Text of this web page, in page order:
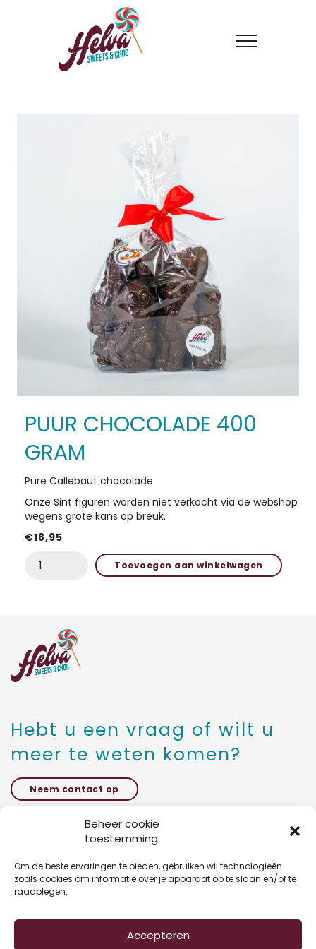
Beheer cookie
toestemming
Om de beste ervaringen te bieden, gebruiken wij technologieën
zoals cookies om informatie over je apparaat op te slaan en/of te
raadplegen.
Accepteren
HOME
ACTIES
SHOP
OVER ONS
PUUR CHOCOLADE 400
GRAM
Pure Callebaut chocolade
Onze Sint figuren worden niet verkocht via de webshop
wegens grote kans op breuk.
€18,95
CHOCOLADE
Toevoegen aan winkelwagen
Hebt u een vraag of wilt u
meer te weten komen?
Neem contact op
1785 Merchtem